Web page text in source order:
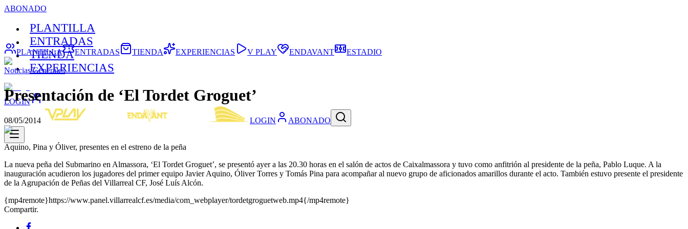
ABONADO
PLANTILLA
ENTRADAS
TIENDA
EXPERIENCIAS
LOGIN
LOGIN ABONADO
PLANTILLA ENTRADAS TIENDA EXPERIENCIAS V PLAY ENDAVANT ESTADIO
Noticias Generales
Presentación de ‘El Tordet Groguet’
08/05/2014
Aquino, Pina y Óliver, presentes en el estreno de la peña
La nueva peña del Submarino en Almassora, ‘El Tordet Groguet’, se presentó ayer a las 20.30 horas en el salón de actos de Caixalmassora y tuvo como anfitrión al presidente de la peña, Pablo Luque. A la
inauguración acudieron los jugadores del primer equipo Javier Aquino, Óliver Torres y Tomás Pina para acompañar al nuevo grupo de aficionados amarillos durante el acto. También estuvo presente el presidente
de la Agrupación de Peñas del Villarreal CF, José Luís Alcón.
{mp4remote}https://www.panel.villarrealcf.es/media/com_webplayer/tordetgroguetweb.mp4{/mp4remote}
Compartir.